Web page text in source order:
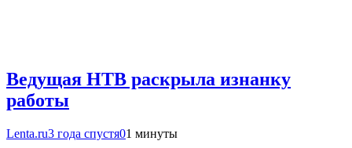
Ведущая НТВ раскрыла изнанку
работы
Lenta.ru3 года спустя01 минуты